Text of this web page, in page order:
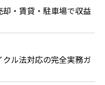
・賃貸・駐車場で収益
ル法対応の完全実務ガ